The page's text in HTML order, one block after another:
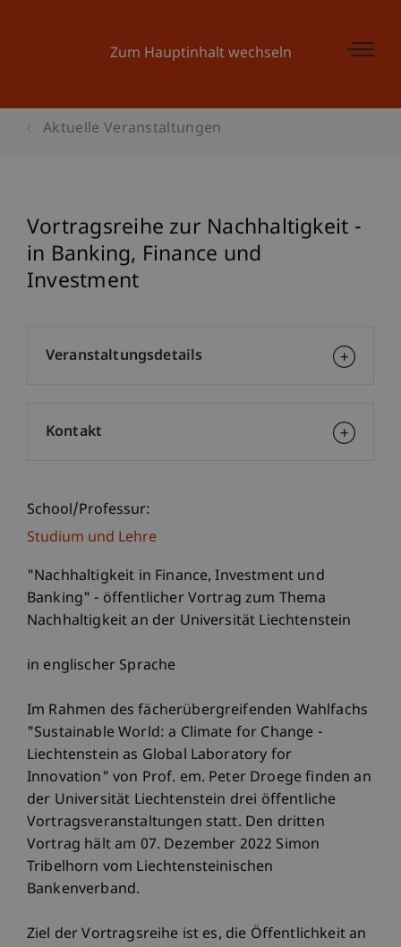
Zum Hauptinhalt wechseln
Aktuelle Veranstaltungen
Vortragsreihe zur Nachhaltigkeit -
in Banking, Finance und
Investment
School/Professur:
Studium und Lehre
"Nachhaltigkeit in Finance, Investment und
Banking" - öffentlicher Vortrag zum Thema
Nachhaltigkeit an der Universität Liechtenstein
in englischer Sprache
Im Rahmen des fächerübergreifenden Wahlfachs
"Sustainable World: a Climate for Change -
Liechtenstein as Global Laboratory for
Innovation" von Prof. em. Peter Droege finden an
der Universität Liechtenstein drei öffentliche
Vortragsveranstaltungen statt. Den dritten
Vortrag hält am 07. Dezember 2022 Simon
Tribelhorn vom Liechtensteinischen
Bankenverband.
Ziel der Vortragsreihe ist es, die Öffentlichkeit an
Veranstaltungsdetails
Kontakt